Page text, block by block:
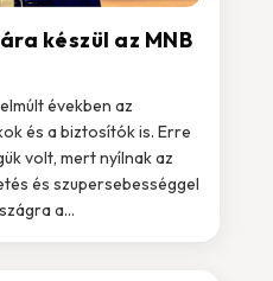
készül az MNB
években az
és a biztosítók is. Erre
volt, mert nyílnak az
és szupersebességgel
a...